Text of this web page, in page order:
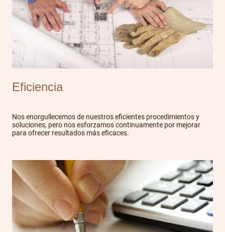
Eficiencia
Nos enorgullecemos de nuestros eficientes procedimientos y
soluciones, pero nos esforzamos continuamente por mejorar
para ofrecer resultados más eficaces.